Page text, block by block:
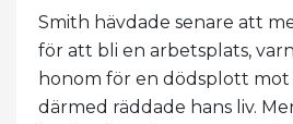
Smith hävdade senare att
för att bli en arbetsplats,
honom för en dödsplott
därmed räddade hans liv.